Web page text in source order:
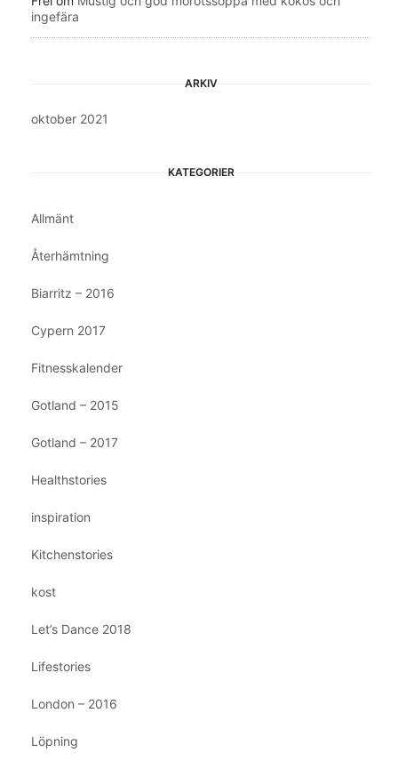
ingefära
ARKIV
oktober 2021
KATEGORIER
Allmänt
Återhämtning
Biarritz – 2016
Cypern 2017
Fitnesskalender
Gotland – 2015
Gotland – 2017
Healthstories
inspiration
Kitchenstories
kost
Let’s Dance 2018
Lifestories
London – 2016
Löpning